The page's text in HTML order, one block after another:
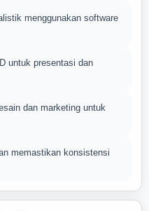
menggunakan software
untuk presentasi dan
dan marketing untuk
memastikan konsistensi